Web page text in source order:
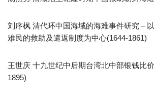
刘序枫 清代环中国海域的海难事件研究－
难民的救助及遣返制度为中心(1644-1861)
王世庆 十九世纪中后期台湾北中部银钱比
1895)